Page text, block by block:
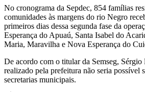
No cronograma da Sepdec, 854 famílias
comunidades às margens do rio Negro
primeiros dias dessa segunda fase da
Esperança do Apuaú, Santa Isabel do
Maria, Maravilha e Nova Esperança do
De acordo com o titular da Semseg, Sérgio
realizado pela prefeitura não seria possível
secretarias municipais.